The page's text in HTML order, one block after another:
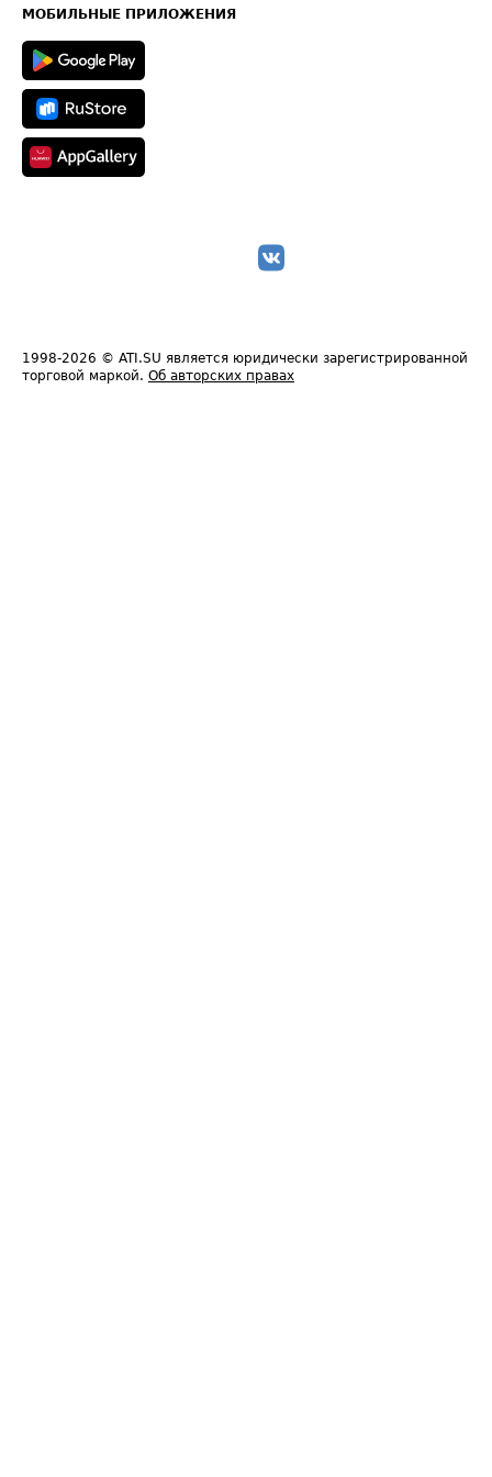
Техническая информация
МОБИЛЬНЫЕ ПРИЛОЖЕНИЯ
1998-2026 © ATI.SU является юридически зарегистрированной
торговой маркой. Об авторских правах